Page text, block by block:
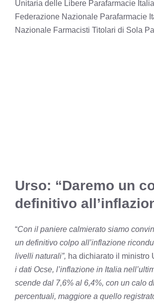
Unitaria delle Libere Parafarmacie
Federazione Nazionale Parafarmacie
Nazionale Farmacisti Titolari di Sola
Urso: “Daremo un
definitivo
“Con il paniere calmierato siamo
un definitivo colpo all’inflazione
livelli naturali”, ha dichiarato il ministro
i dati Ocse, l’inflazione in Italia
scende dal 7,6% al 6,4%, con un calo
percentuali, maggiore a quello